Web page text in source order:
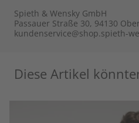
Spieth & Wensky GmbH
Passauer Straße 30, 94130
kundenservice@shop.spieth-
Diese Artikel